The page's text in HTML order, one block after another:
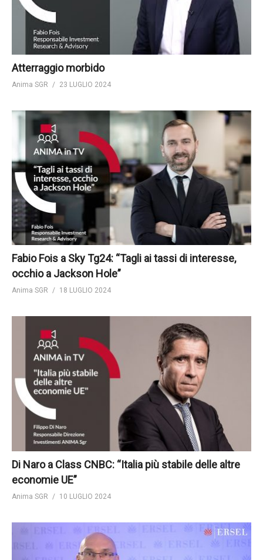
Atterraggio morbido
Anima SGR 23 LUGLIO 2024
Fabio Fois a Sky Tg24: “Tagli ai tassi di interesse,
occhio a Jackson Hole”
Anima SGR 18 LUGLIO 2024
Di Naro a Class CNBC: “Italia più stabile delle altre
economie UE”
Anima SGR 10 LUGLIO 2024